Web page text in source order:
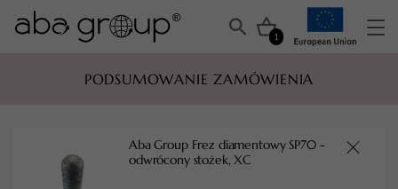
1
PODSUMOWANIE ZAMÓWIENIA
Aba Group Frez diamentowy SP70 -
odwrócony stożek, XC